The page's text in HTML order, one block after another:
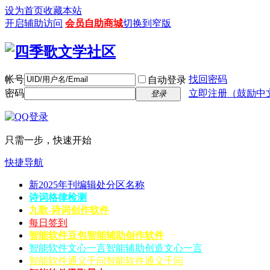
设为首页收藏本站
开启辅助访问 会员自助商城切换到窄版
帐号 自动登录 找回密码
密码
登录 立即注册（鼓励中
只需一步，快速开始
快捷导航
新2025年刊编辑处分区名称
诗词格律检测
九歌-诗词创作软件
每日签到
智能软件豆包智能辅助创作软件
智能软件文心一言智能辅助创造文心一言
智能软件通义千问智能软件通义千问